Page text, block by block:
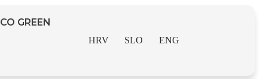
GREEN
HRV SLO ENG